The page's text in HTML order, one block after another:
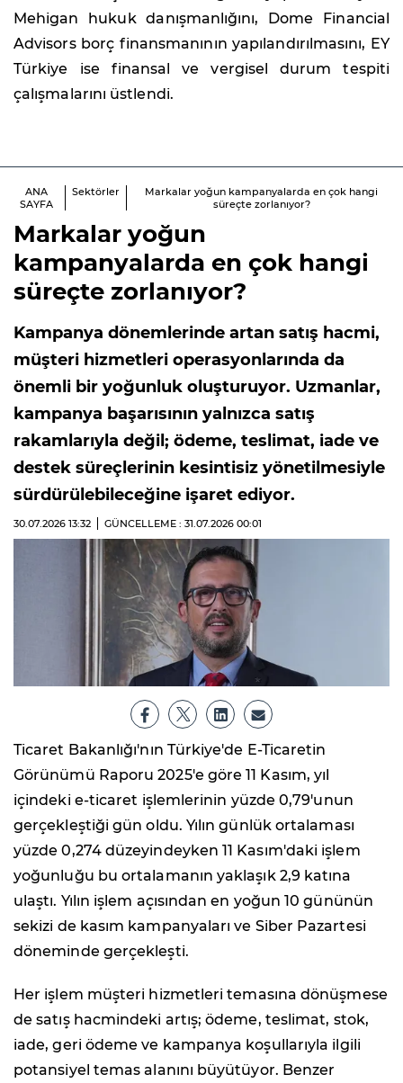
Mehigan hukuk danışmanlığını, Dome Financial
Advisors borç finansmanının yapılandırılmasını, EY
Türkiye ise finansal ve vergisel durum tespiti
çalışmalarını üstlendi.
ANA
SAYFA
Sektörler
Markalar yoğun kampanyalarda en çok hangi
süreçte zorlanıyor?
Markalar yoğun
kampanyalarda en çok hangi
süreçte zorlanıyor?
Kampanya dönemlerinde artan satış hacmi,
müşteri hizmetleri operasyonlarında da
önemli bir yoğunluk oluşturuyor. Uzmanlar,
kampanya başarısının yalnızca satış
rakamlarıyla değil; ödeme, teslimat, iade ve
destek süreçlerinin kesintisiz yönetilmesiyle
sürdürülebileceğine işaret ediyor.
30.07.2026 13:32 GÜNCELLEME : 31.07.2026 00:01
Ticaret Bakanlığı'nın Türkiye'de E-Ticaretin
Görünümü Raporu 2025'e göre 11 Kasım, yıl
içindeki e-ticaret işlemlerinin yüzde 0,79'unun
gerçekleştiği gün oldu. Yılın günlük ortalaması
yüzde 0,274 düzeyindeyken 11 Kasım'daki işlem
yoğunluğu bu ortalamanın yaklaşık 2,9 katına
ulaştı. Yılın işlem açısından en yoğun 10 gününün
sekizi de kasım kampanyaları ve Siber Pazartesi
döneminde gerçekleşti.
Her işlem müşteri hizmetleri temasına dönüşmese
de satış hacmindeki artış; ödeme, teslimat, stok,
iade, geri ödeme ve kampanya koşullarıyla ilgili
potansiyel temas alanını büyütüyor. Benzer